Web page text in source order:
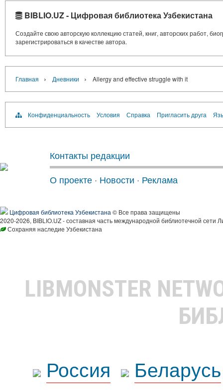
BIBLIO.UZ - Цифровая библиотека Узбекистана
Создайте свою авторскую коллекцию статей, книг, авторских работ,
зарегистрироваться в качестве автора.
Главная › Дневники › Allergy and effective struggle with it
Конфиденциальность Условия Справка Пригласить друга
Контакты редакции
О проекте · Новости · Реклама
Цифровая библиотека Узбекистана © Все права защищены
2020-2026, BIBLIO.UZ - составная часть международной библиотечной сети
Сохраняя наследие Узбекистана
LIBMONSTER
Россия
Беларусь